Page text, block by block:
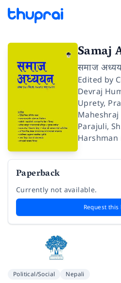
Samaj
समाज
Edited by
Devraj
Uprety,
Parajuli,
Harshman
Paperback
Currently not available.
Request this
Political/Social Nepali